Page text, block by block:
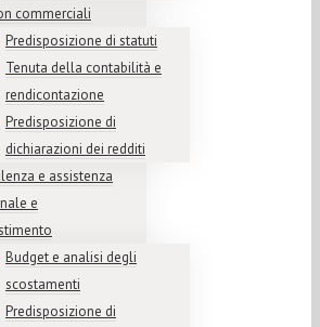
commerciali
Predisposizione di statuti
Tenuta della contabilità e
rendicontazione
Predisposizione di
dichiarazioni dei redditi
e assistenza
e
Budget e analisi degli
scostamenti
Predisposizione di